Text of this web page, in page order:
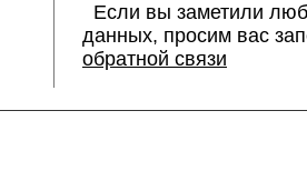
Если вы заметили
данных, просим вас
обратной связи